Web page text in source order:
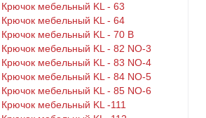
Крючок мебельный KL - 63
Крючок мебельный KL - 64
Крючок мебельный KL - 70 B
Крючок мебельный KL - 82 NO-3
Крючок мебельный KL - 83 NO-4
Крючок мебельный KL - 84 NO-5
Крючок мебельный KL - 85 NO-6
Крючок мебельный KL -111